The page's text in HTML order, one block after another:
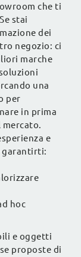
che ti
stai
dei
negozio: ci
marche
una
per
in prima
e
garantirti:
hoc
e oggetti
proposte di